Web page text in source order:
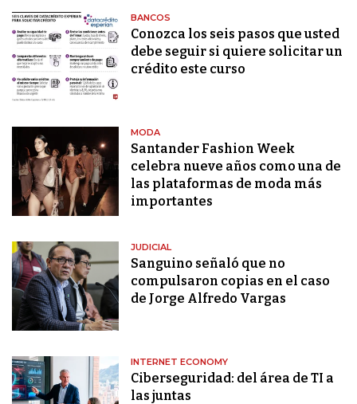
BANCOS
Conozca los seis pasos que usted
debe seguir si quiere solicitar un
crédito este curso
MODA
Santander Fashion Week
celebra nueve años como una de
las plataformas de moda más
importantes
JUDICIAL
Sanguino señaló que no
compulsaron copias en el caso
de Jorge Alfredo Vargas
INTERNET ECONOMY
Ciberseguridad: del área de TI a
las juntas